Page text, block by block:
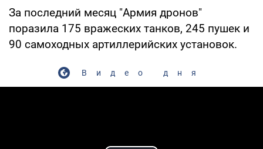
За последний месяц "Армия дронов"
поразила 175 вражеских танков, 245 пушек и
90 самоходных артиллерийских установок.
Видео дня